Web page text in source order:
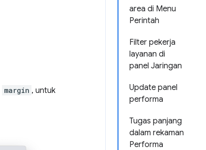
area di Menu
Perintah
Filter pekerja
layanan di
panel Jaringan
Update panel
performa
Tugas panjang
dalam rekaman
Performa
margin , untuk